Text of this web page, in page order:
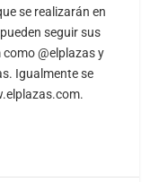
se realizarán en
seguir sus
@elplazas y
Igualmente se